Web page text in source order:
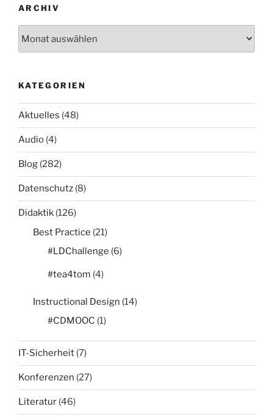
ARCHIV
KATEGORIEN
Aktuelles (48)
Audio (4)
Blog (282)
Datenschutz (8)
Didaktik (126)
Best Practice (21)
#LDChallenge (6)
#tea4tom (4)
Instructional Design (14)
#CDMOOC (1)
IT-Sicherheit (7)
Konferenzen (27)
Literatur (46)